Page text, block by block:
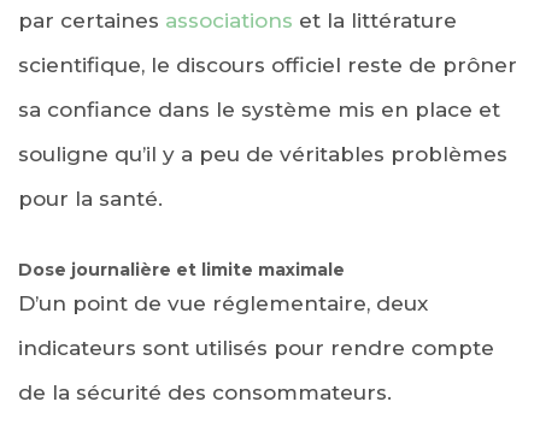
par certaines associations et la littérature
scientifique, le discours officiel reste de prôner
sa confiance dans le système mis en place et
souligne qu’il y a peu de véritables problèmes
pour la santé.
Dose journalière et limite maximale
D’un point de vue réglementaire, deux
indicateurs sont utilisés pour rendre compte
de la sécurité des consommateurs.